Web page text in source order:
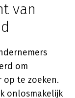
van
om
op te zoeken.
onlosmakelijk